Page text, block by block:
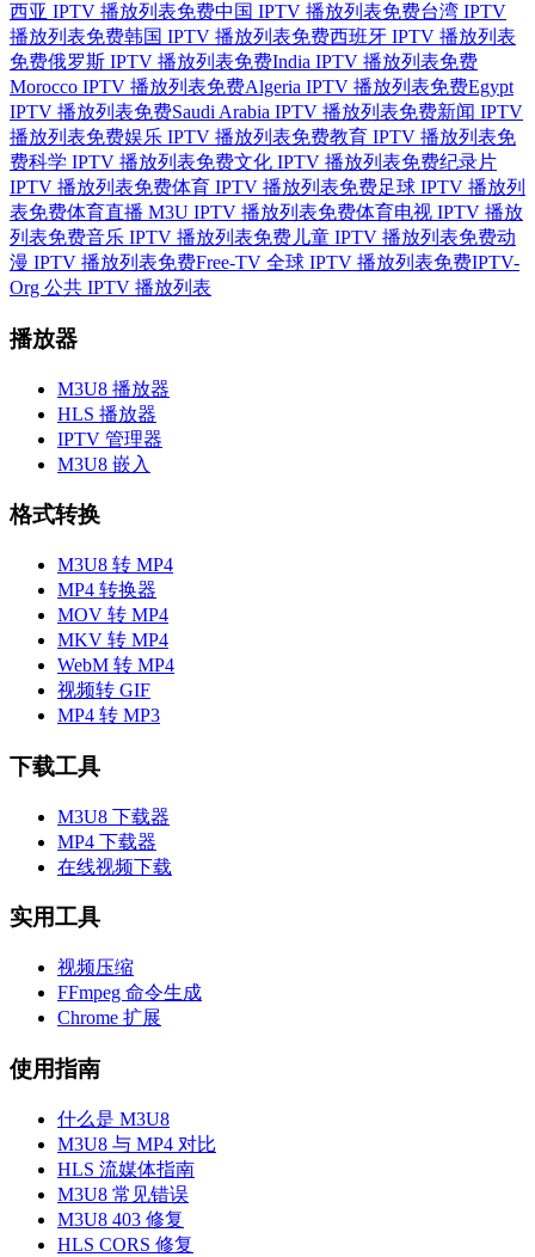
西亚 IPTV 播放列表免费中国 IPTV 播放列表免费台湾 IPTV
播放列表免费韩国 IPTV 播放列表免费西班牙 IPTV 播放列表
免费俄罗斯 IPTV 播放列表免费India IPTV 播放列表免费
Morocco IPTV 播放列表免费Algeria IPTV 播放列表免费Egypt
IPTV 播放列表免费Saudi Arabia IPTV 播放列表免费新闻 IPTV
播放列表免费娱乐 IPTV 播放列表免费教育 IPTV 播放列表免
费科学 IPTV 播放列表免费文化 IPTV 播放列表免费纪录片
IPTV 播放列表免费体育 IPTV 播放列表免费足球 IPTV 播放列
表免费体育直播 M3U IPTV 播放列表免费体育电视 IPTV 播放
列表免费音乐 IPTV 播放列表免费儿童 IPTV 播放列表免费动
漫 IPTV 播放列表免费Free-TV 全球 IPTV 播放列表免费IPTV-
Org 公共 IPTV 播放列表
播放器
M3U8 播放器
HLS 播放器
IPTV 管理器
M3U8 嵌入
格式转换
M3U8 转 MP4
MP4 转换器
MOV 转 MP4
MKV 转 MP4
WebM 转 MP4
视频转 GIF
MP4 转 MP3
下载工具
M3U8 下载器
MP4 下载器
在线视频下载
实用工具
视频压缩
FFmpeg 命令生成
Chrome 扩展
使用指南
什么是 M3U8
M3U8 与 MP4 对比
HLS 流媒体指南
M3U8 常见错误
M3U8 403 修复
HLS CORS 修复